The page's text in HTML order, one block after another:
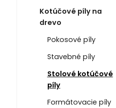
Kotúčové píly na
drevo
Pokosové píly
Stavebné píly
Stolové kotúčové
píly
Formátovacie píly